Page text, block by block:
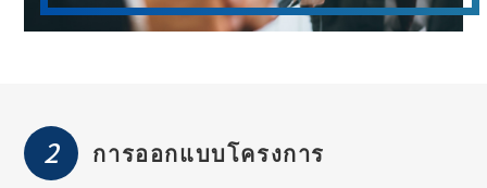
2 การออกแบบโครงการ